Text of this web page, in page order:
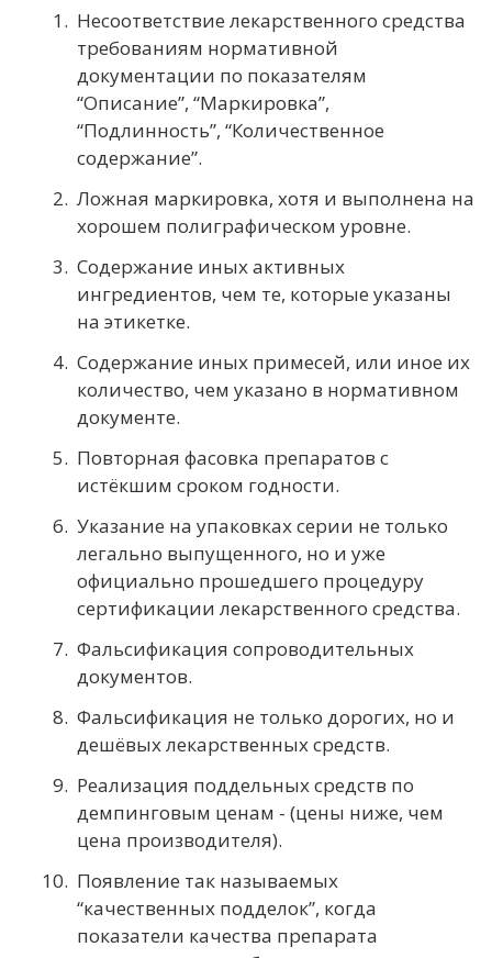
Несоответствие лекарственного средства
требованиям нормативной
документации по показателям
“Описание”, “Маркировка”,
“Подлинность”, “Количественное
содержание”.
Ложная маркировка, хотя и выполнена на
хорошем полиграфическом уровне.
Содержание иных активных
ингредиентов, чем те, которые указаны
на этикетке.
Содержание иных примесей, или иное их
количество, чем указано в нормативном
документе.
Повторная фасовка препаратов с
истёкшим сроком годности.
Указание на упаковках серии не только
легально выпущенного, но и уже
официально прошедшего процедуру
сертификации лекарственного средства.
Фальсификация сопроводительных
документов.
Фальсификация не только дорогих, но и
дешёвых лекарственных средств.
Реализация поддельных средств по
демпинговым ценам - (цены ниже, чем
цена производителя).
Появление так называемых
“качественных подделок”, когда
показатели качества препарата